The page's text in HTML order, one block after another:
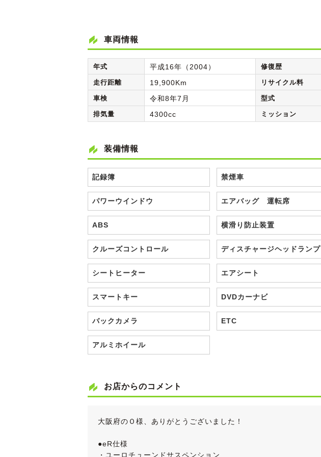
車両情報
年式 平成16年（2004） 修復歴
走行距離 19,900Km リサイクル料
車検 令和8年7月 型式
排気量 4300cc ミッション
装備情報
記録簿 禁煙車
パワーウインドウ エアバッグ 運転席
ABS 横滑り防止装置
クルーズコントロール ディスチャージヘッドランプ
シートヒーター エアシート
スマートキー DVDカーナビ
バックカメラ ETC
アルミホイール
お店からのコメント
大阪府のＯ様、ありがとうございました！
●eR仕様
・ユーロチューンドサスペンション